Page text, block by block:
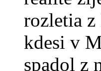
rozletia z
kdesi v
spadol z